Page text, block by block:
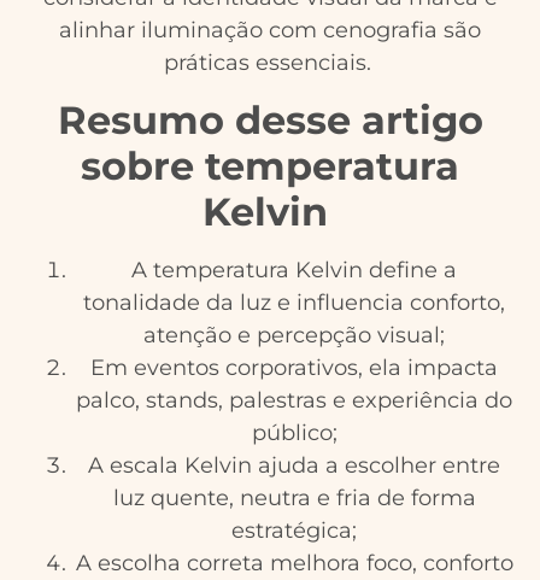
alinhar iluminação com cenografia são
práticas essenciais.
Resumo desse artigo
sobre temperatura
Kelvin
A temperatura Kelvin define a
tonalidade da luz e influencia conforto,
atenção e percepção visual;
Em eventos corporativos, ela impacta
palco, stands, palestras e experiência do
público;
A escala Kelvin ajuda a escolher entre
luz quente, neutra e fria de forma
estratégica;
A escolha correta melhora foco, conforto